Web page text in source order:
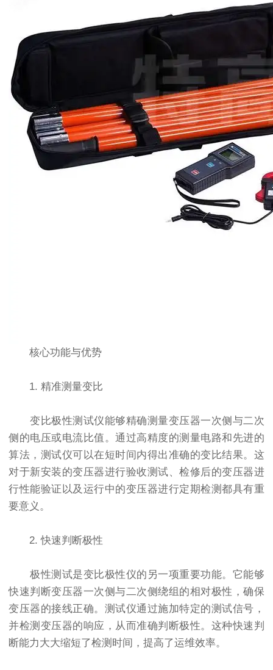
核心功能与优势
1. 精准测量变比
变比极性测试仪能够精确测量变压器一次侧与二次
侧的电压或电流比值。通过高精度的测量电路和先进的
算法，测试仪可以在短时间内得出准确的变比结果。这
对于新安装的变压器进行验收测试、检修后的变压器进
行性能验证以及运行中的变压器进行定期检测都具有重
要意义。
2. 快速判断极性
极性测试是变比极性仪的另一项重要功能。它能够
快速判断变压器一次侧与二次侧绕组的相对极性，确保
变压器的接线正确。测试仪通过施加特定的测试信号，
并检测变压器的响应，从而准确判断极性。这种快速判
断能力大大缩短了检测时间，提高了运维效率。